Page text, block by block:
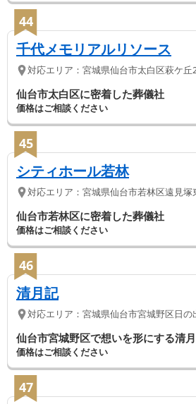
44
千代メモリアルリソース
対応エリア： 宮城県仙台市太白区萩ケ丘
仙台市太白区に密着した葬儀社
価格はご相談ください
45
シティホール若林
対応エリア： 宮城県仙台市若林区遠見塚
仙台市若林区に密着した葬儀社
価格はご相談ください
46
清月記
対応エリア： 宮城県仙台市宮城野区日の
仙台市宮城野区で想いを形にする清
価格はご相談ください
47